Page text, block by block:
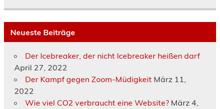
Neueste Beiträge
Der Icebreaker, der nicht Icebreaker heißen darf
April 27, 2022
Der Kampf gegen Zoom-Müdigkeit März 11,
2022
Wie viel CO2 verbraucht eine Website? März 4,